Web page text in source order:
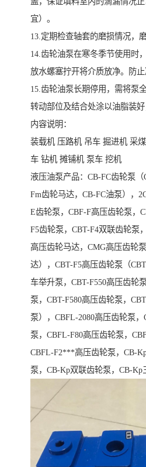
宜）。
13.定期检查轴套的磨损情况，
14.齿轮油泵在寒冬季节使用时
放水螺塞拧开将介质放净。防止
15.齿轮油泵长期停用，需将泵
转动部位及结合处涂以油脂装
内容说明：
装载机 压路机 吊车 掘进机 采
车 钻机 摊铺机 泵车 挖机
液压油泵产品：CB-FC齿轮泵
Fm齿轮马达，CB-FC油泵），
E齿轮泵，CBF-F高压齿轮泵，
F5齿轮泵，CBT-F4双联齿轮泵
高压齿轮马达，CMG高压齿轮
达），CBT-F5高压齿轮泵（
车举升泵，CBT-F550高压齿轮
泵，CBT-F580高压齿轮泵，
泵），CBFL-2080高压齿轮泵
泵，CBFL-F80高压齿轮泵，
CBFL-F2***高压齿轮泵，CB-
泵，CB-Kp双联齿轮泵，CB-Kp